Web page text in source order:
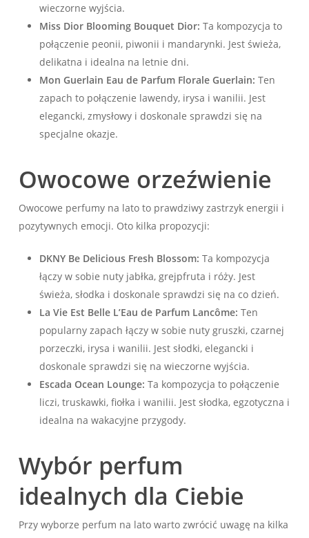
wieczorne wyjścia.
Miss Dior Blooming Bouquet Dior: Ta kompozycja to
połączenie peonii, piwonii i mandarynki. Jest świeża,
delikatna i idealna na letnie dni.
Mon Guerlain Eau de Parfum Florale Guerlain: Ten
zapach to połączenie lawendy, irysa i wanilii. Jest
elegancki, zmysłowy i doskonale sprawdzi się na
specjalne okazje.
Owocowe orzeźwienie
Owocowe perfumy na lato to prawdziwy zastrzyk energii i
pozytywnych emocji. Oto kilka propozycji:
DKNY Be Delicious Fresh Blossom: Ta kompozycja
łączy w sobie nuty jabłka, grejpfruta i róży. Jest
świeża, słodka i doskonale sprawdzi się na co dzień.
La Vie Est Belle L’Eau de Parfum Lancôme: Ten
popularny zapach łączy w sobie nuty gruszki, czarnej
porzeczki, irysa i wanilii. Jest słodki, elegancki i
doskonale sprawdzi się na wieczorne wyjścia.
Escada Ocean Lounge: Ta kompozycja to połączenie
liczi, truskawki, fiołka i wanilii. Jest słodka, egzotyczna i
idealna na wakacyjne przygody.
Wybór perfum
idealnych dla Ciebie
Przy wyborze perfum na lato warto zwrócić uwagę na kilka